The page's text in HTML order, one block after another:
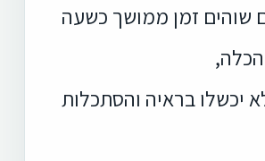
שוהים זמן ממושך כשעה
הכלה,
יכשלו בראיה והסתכלות